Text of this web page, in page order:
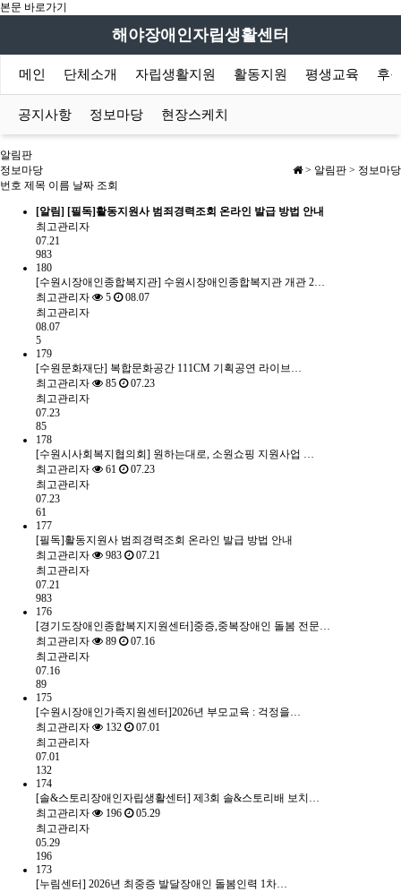
본문 바로가기
해야장애인자립생활센터
메인 단체소개 자립생활지원 활동지원 평생교육 후
공지사항 정보마당 현장스케치
알림판
> 알림판 > 정보마당
정보마당
번호 제목 이름 날짜 조회
[알림] [필독]활동지원사 범죄경력조회 온라인 발급 방법 안내
최고관리자
07.21
983
180
[수원시장애인종합복지관] 수원시장애인종합복지관 개관 2…
최고관리자
5
08.07
최고관리자
08.07
5
179
[수원문화재단] 복합문화공간 111CM 기획공연 라이브…
최고관리자
85
07.23
최고관리자
07.23
85
178
[수원시사회복지협의회] 원하는대로, 소원쇼핑 지원사업 …
최고관리자
61
07.23
최고관리자
07.23
61
177
[필독]활동지원사 범죄경력조회 온라인 발급 방법 안내
최고관리자
983
07.21
최고관리자
07.21
983
176
[경기도장애인종합복지지원센터]중증,중복장애인 돌봄 전문…
최고관리자
89
07.16
최고관리자
07.16
89
175
[수원시장애인가족지원센터]2026년 부모교육 : 걱정을…
최고관리자
132
07.01
최고관리자
07.01
132
174
[솔&스토리장애인자립생활센터] 제3회 솔&스토리배 보치…
최고관리자
196
05.29
최고관리자
05.29
196
173
[누림센터] 2026년 최중증 발달장애인 돌봄인력 1차…